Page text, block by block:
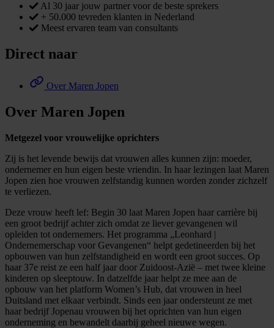
Al 30 jaar jouw partner voor de beste sprekers
+ 50.000 tevreden klanten in Nederland
Meest ervaren team van consultants
Direct naar
Over Maren Jopen
Over Maren Jopen
Metgezel voor vrouwelijke oprichters
Zij is het levende bewijs dat vrouwen alles kunnen zijn: moeder,
ondernemer en hun eigen beste vriendin. In haar lezingen laat Maren
Jopen zien hoe vrouwen zelfstandig kunnen worden zonder zichzelf
te verliezen.
Deze vrouw heeft lef: Begin 30 laat Maren Jopen haar carrière bij
een groot bedrijf achter zich omdat ze liever gevangenen wil
opleiden tot ondernemers. Het programma „Leonhard |
Ondernemerschap voor Gevangenen“ helpt gedetineerden bij het
opbouwen van hun zelfstandigheid en wordt een groot succes. Op
haar 37e reist ze een half jaar door Zuidoost-Azië – met twee kleine
kinderen op sleeptouw. In datzelfde jaar helpt ze mee aan de
opbouw van het platform Women’s Hub, dat vrouwen in heel
Duitsland met elkaar verbindt. Sinds een jaar ondersteunt ze met
haar bedrijf Jopenau vrouwen bij het oprichten van hun eigen
onderneming en bewandelt daarbij geheel nieuwe wegen.